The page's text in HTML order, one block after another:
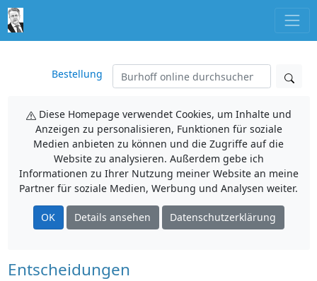
Bestellung
Diese Homepage verwendet Cookies, um Inhalte und
Anzeigen zu personalisieren, Funktionen für soziale
Medien anbieten zu können und die Zugriffe auf die
Website zu analysieren. Außerdem gebe ich
Informationen zu Ihrer Nutzung meiner Website an meine
Partner für soziale Medien, Werbung und Analysen weiter.
OK Details ansehen Datenschutzerklärung
Entscheidungen